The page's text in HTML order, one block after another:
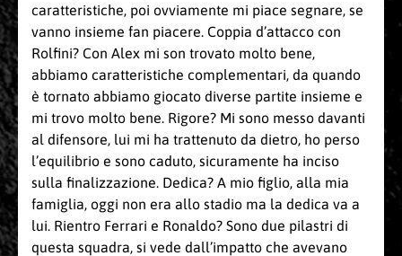
caratteristiche, poi ovviamente mi piace segnare, se
vanno insieme fan piacere. Coppia d’attacco con
Rolfini? Con Alex mi son trovato molto bene,
abbiamo caratteristiche complementari, da quando
è tornato abbiamo giocato diverse partite insieme e
mi trovo molto bene. Rigore? Mi sono messo davanti
al difensore, lui mi ha trattenuto da dietro, ho perso
l’equilibrio e sono caduto, sicuramente ha inciso
sulla finalizzazione. Dedica? A mio figlio, alla mia
famiglia, oggi non era allo stadio ma la dedica va a
lui. Rientro Ferrari e Ronaldo? Sono due pilastri di
questa squadra, si vede dall’impatto che avevano